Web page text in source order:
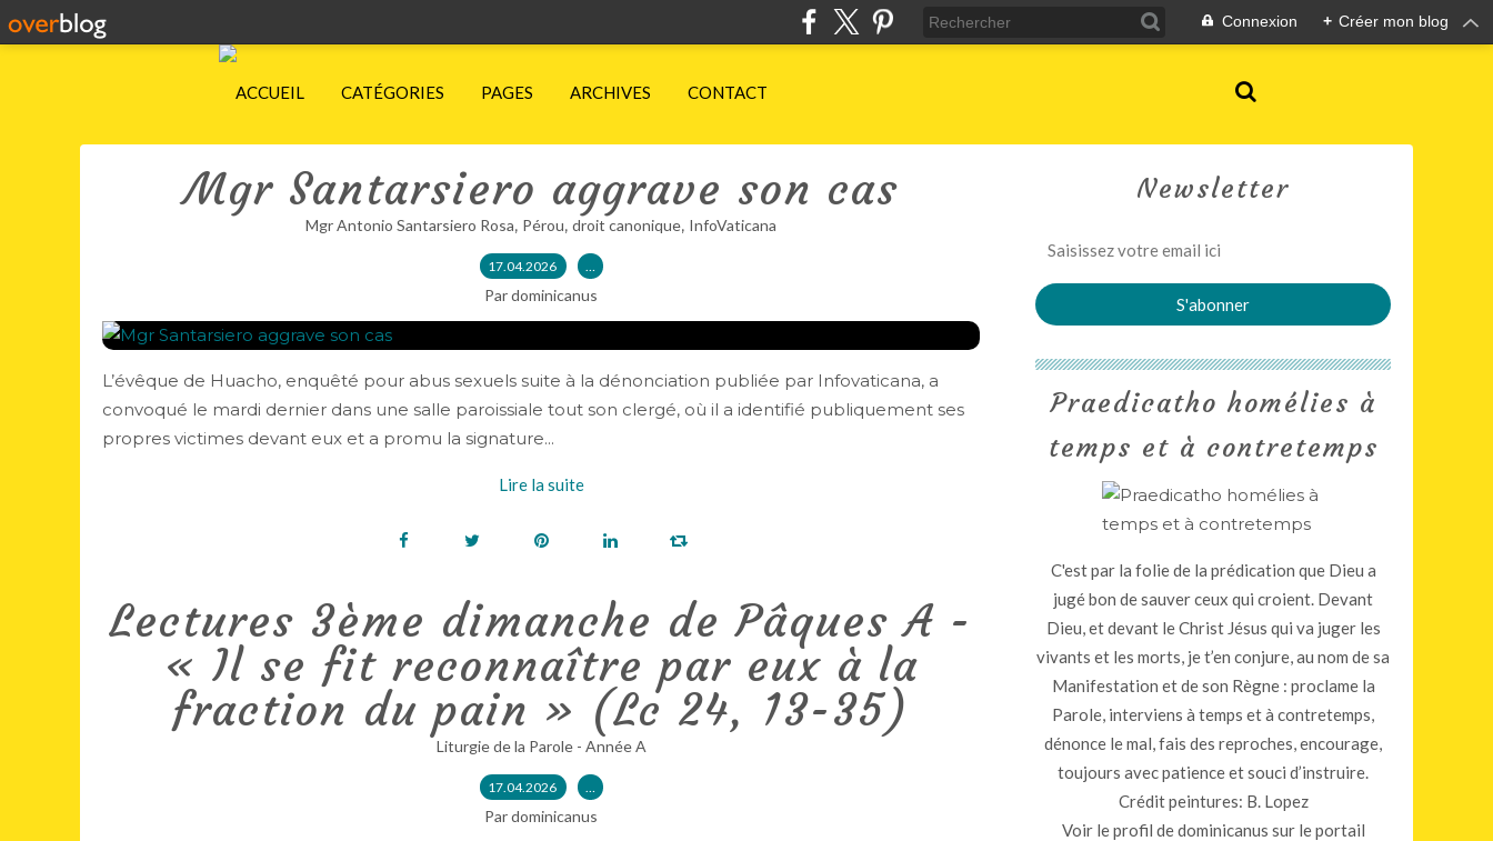
Connexion + Créer mon blog
ACCUEIL CATÉGORIES PAGES ARCHIVES CONTACT
Mgr Santarsiero aggrave son cas
Mgr Antonio Santarsiero Rosa, Pérou, droit canonique, InfoVaticana
17.04.2026 …
Par dominicanus
L’évêque de Huacho, enquêté pour abus sexuels suite à la dénonciation publiée par Infovaticana, a
convoqué le mardi dernier dans une salle paroissiale tout son clergé, où il a identifié publiquement ses
propres victimes devant eux et a promu la signature...
Lire la suite
Lectures 3ème dimanche de Pâques A -
« Il se fit reconnaître par eux à la
fraction du pain » (Lc 24, 13-35)
Liturgie de la Parole - Année A
17.04.2026 …
Par dominicanus
Newsletter
Praedicatho homélies à
temps et à contretemps
C'est par la folie de la prédication que Dieu a
jugé bon de sauver ceux qui croient. Devant
Dieu, et devant le Christ Jésus qui va juger les
vivants et les morts, je t’en conjure, au nom de sa
Manifestation et de son Règne : proclame la
Parole, interviens à temps et à contretemps,
dénonce le mal, fais des reproches, encourage,
toujours avec patience et souci d’instruire.
Crédit peintures: B. Lopez
Voir le profil dedominicanus sur le portail